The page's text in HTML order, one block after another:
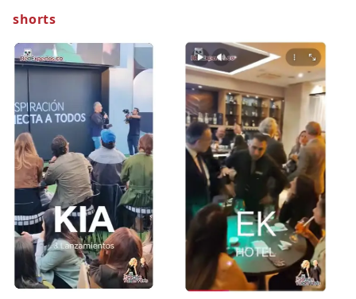
shorts